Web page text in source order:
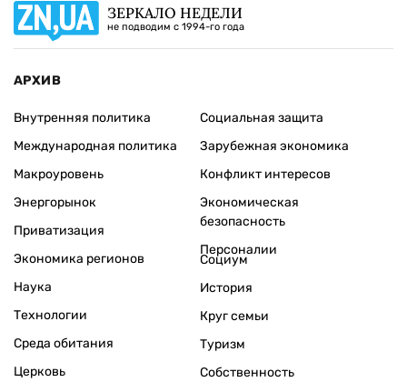
ЗЕРКАЛО НЕДЕЛИ
не подводим с 1994-го года
АРХИВ
Внутренняя политика
Международная политика
Макроуровень
Энергорынок
Приватизация
Экономика регионов
Социальная защита
Зарубежная экономика
Конфликт интересов
Экономическая
безопасность
Персоналии
Наука
Технологии
Среда обитания
Церковь
Социум
История
Круг семьи
Туризм
Собственность